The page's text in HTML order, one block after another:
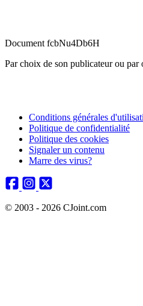
Document fcbNu4Db6H
Par choix de son publicateur ou par
Conditions générales
Politique de confidentialité
Politique des cookies
Signaler un contenu
Marre des virus?
© 2003 - 2026 CJoint.com